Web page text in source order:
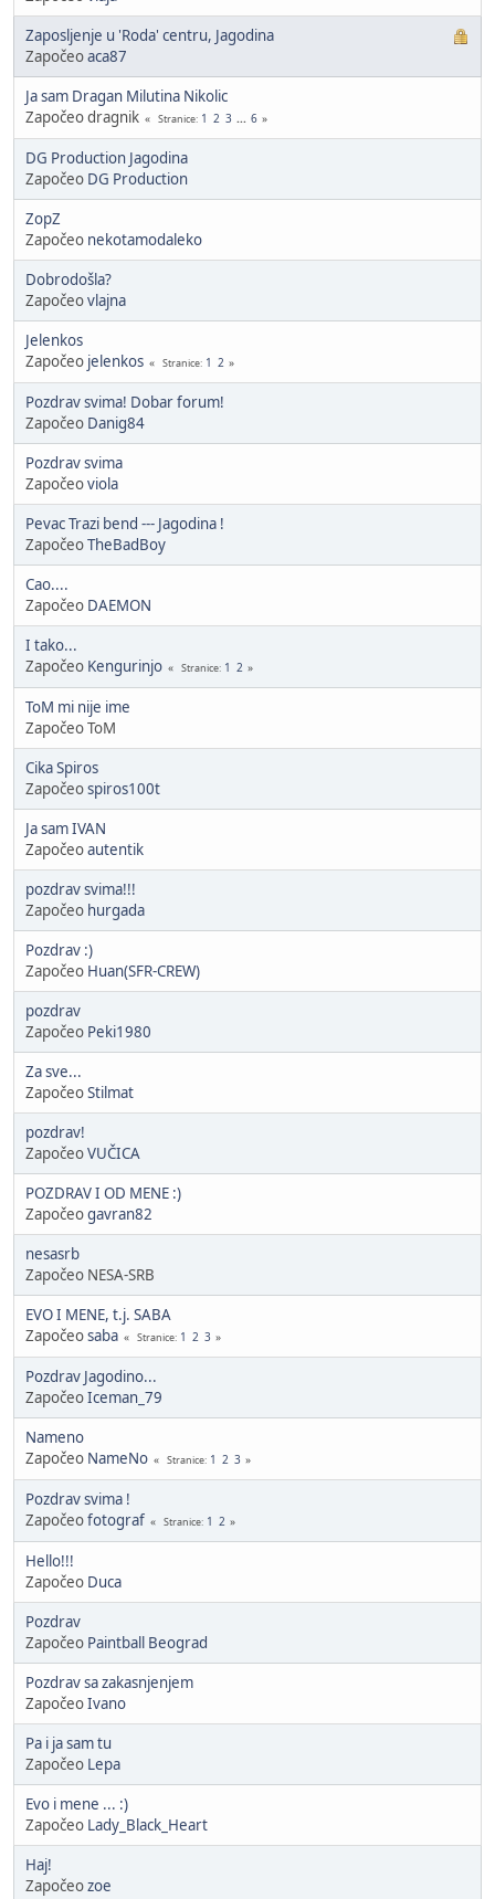
Zaposljenje u 'Roda' centru, Jagodina
Započeoaca87
Ja sam Dragan Milutina Nikolic
Započeo dragnik
Stranice 1 2 3 ... 6
DG Production Jagodina
Započeo DG Production
ZopZ
Započeo nekotamodaleko
Dobrodošla?
Započeovlajna
Jelenkos
Započeo jelenkos Stranice 1 2
Pozdrav svima! Dobar forum!
Započeo Danig84
Pozdrav svima
Započeoviola
Pevac Trazi bend --- Jagodina !
ZapočeoTheBadBoy
Cao....
Započeo DAEMON
I tako...
Započeo Kengurinjo Stranice 1 2
ToM mi nije ime
Započeo ToM
Cika Spiros
Započeospiros100t
Ja sam IVAN
Započeoautentik
pozdrav svima!!!
Započeo hurgada
Pozdrav :)
Započeo Huan(SFR-CREW)
pozdrav
Započeo Peki1980
Za sve...
ZapočeoStilmat
pozdrav!
ZapočeoVUČICA
POZDRAV I OD MENE :)
Započeogavran82
nesasrb
Započeo NESA-SRB
EVO I MENE, t.j. SABA
Započeosaba Stranice 1 2 3
Pozdrav Jagodino...
ZapočeoIceman_79
Nameno
Započeo NameNo Stranice 1 2 3
Pozdrav svima !
Započeofotograf Stranice 1 2
Hello!!!
Započeo Duca
Pozdrav
Započeo Paintball Beograd
Pozdrav sa zakasnjenjem
ZapočeoIvano
Pa i ja sam tu
Započeo Lepa
Evo i mene ... :)
Započeo Lady_Black_Heart
Haj!
Započeozoe